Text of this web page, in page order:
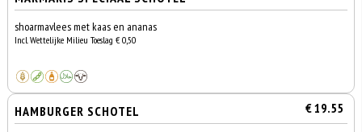
shoarmavlees met kaas en ananas
Incl. Wettelijke Milieu Toeslag € 0,50
HAMBURGER SCHOTEL € 19.55